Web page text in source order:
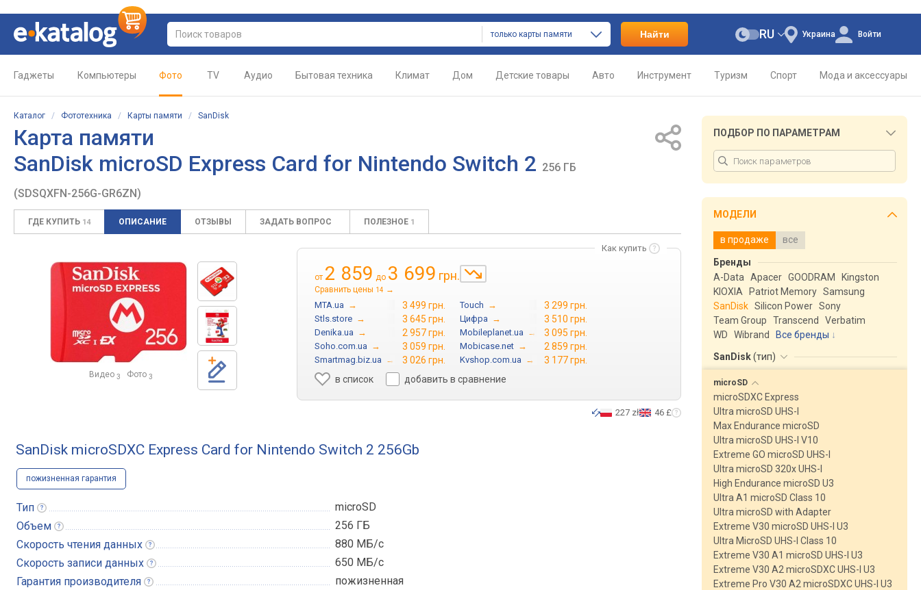
только карты памяти Найти Украина
RU Войти
Гаджеты Компьютеры Фото TV Аудио Бытовая техника Климат Дом Детские товары Авто Инструмент Туризм Спорт Мода и аксессуары
Каталог / Фототехника / Карты памяти / SanDisk
Карта памяти
SanDisk microSD Express Card for Nintendo Switch 2 256 ГБ
(SDSQXFN-256G-GR6ZN)
ГДЕ КУПИТЬ 14 ОПИСАНИЕ ОТЗЫВЫ ЗАДАТЬ ВОПРОС ПОЛЕЗНОЕ 1
Видео 3 Фото 3
Как купить
от 2 859 до 3 699 грн.
Сравнить цены 14 →
MTA.ua → 3 499 грн. Touch → 3 299 грн.
Stls.store → 3 645 грн. Цифра → 3 510 грн.
Denika.ua → 2 957 грн. Mobileplanet.ua → 3 095 грн.
Soho.com.ua → 3 059 грн. Mobicase.net → 2 859 грн.
Smartmag.biz.ua → 3 026 грн. Kvshop.com.ua →
3 177 грн.
в список
добавить в сравнение
227 zł 46 £
SanDisk microSDXC Express Card for Nintendo Switch 2 256Gb
пожизненная гарантия
Тип
microSD
Объем
256 ГБ
Скорость чтения данных
880 МБ/с
Скорость записи данных
650 МБ/с
Гарантия производителя
пожизненная
ПОДБОР ПО ПАРАМЕТРАМ
МОДЕЛИ
в продаже все
Бренды
A-Data
Apacer GOODRAM
Kingston
KIOXIA
Patriot Memory Samsung
SanDisk Silicon Power Sony
Team Group
Transcend
Verbatim
WD
Wibrand
Все бренды
SanDisk(тип)
microSD
microSDXC Express
Ultra microSD UHS-I
Max Endurance microSD
Ultra microSD UHS-I V10
Extreme GO microSD UHS-I
Ultra microSD 320x UHS-I
High Endurance microSD U3
Ultra A1 microSD Class 10
Ultra microSD with Adapter
Extreme V30 microSD UHS-I U3
Ultra MicroSD UHS-I Class 10
Extreme V30 A1 microSD UHS-I U3
Extreme V30 A2 microSDXC UHS-I U3
Extreme Pro V30 A2 microSDXC UHS-I U3